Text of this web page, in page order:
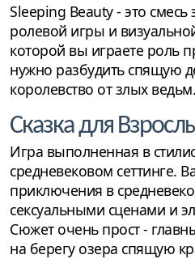
Sleeping Beauty - это смесь
ролевой игры и
которой вы играете роль
нужно разбудить спящую
королевство от злых ведьм.
Сказка для
Игра выполненная в
средневековом сеттинге.
приключения в
сексуальными сценами и
Сюжет очень прост -
на берегу озера спящую